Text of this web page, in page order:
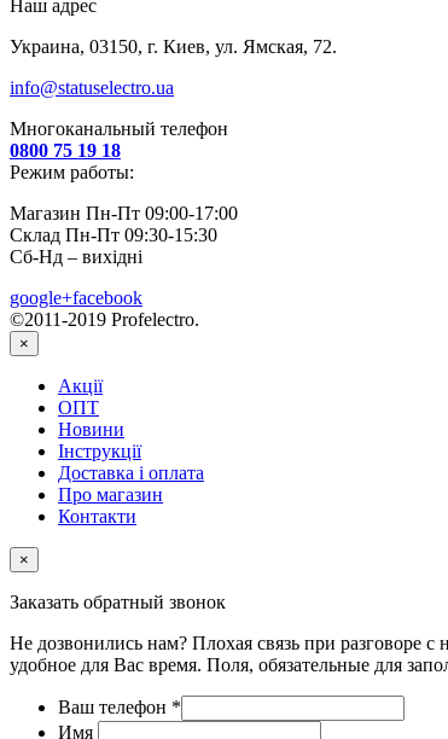
Наш адрес
Украина, 03150, г. Киев, ул. Ямская, 72.
info@statuselectro.ua
Многоканальный телефон
0800 75 19 18
Режим работы:
Магазин Пн-Пт 09:00-17:00
Склад Пн-Пт 09:30-15:30
Сб-Нд – вихідні
google+facebook
©2011-2019 Profelectro.
×
Акції
ОПТ
Новини
Інструкції
Доставка і оплата
Про магазин
Контакти
×
Заказать обратный звонок
Не дозвонились нам? Плохая связь при разговоре
удобное для Вас время. Поля, обязательные для
Ваш телефон *
Имя